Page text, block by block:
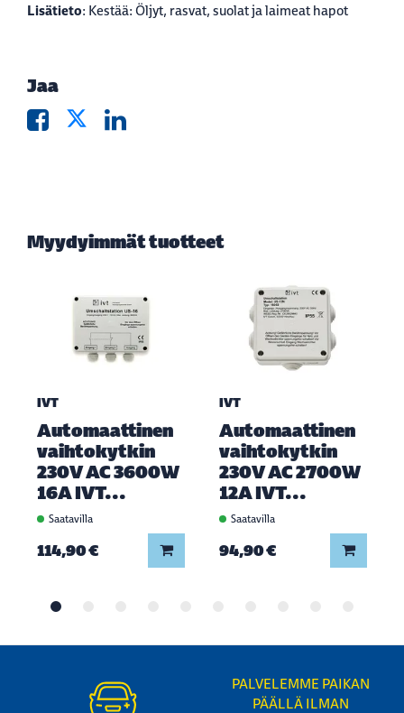
Lisätieto: Kestää: Öljyt, rasvat, suolat ja laimeat hapot
Jaa
Myydyimmät tuotteet
IVT
Automaattinen
vaihtokytkin
230V AC 3600W
16A IVT...
Saatavilla
114,90 € Lisää koriin
IVT
Automaattinen
vaihtokytkin
230V AC 2700W
12A IVT...
Saatavilla
94,90 € Lisää
PALVELEMME PAIKAN
PÄÄLLÄ ILMAN